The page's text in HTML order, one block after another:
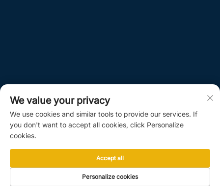
We value your privacy
We use cookies and similar tools to provide our services. If
you don't want to accept all cookies, click Personalize
cookies.
Personalize cookies
Accept all